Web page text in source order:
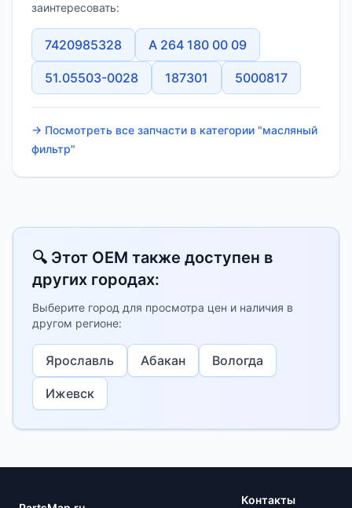
заинтересовать:
7420985328 A 264 180 00 09
51.05503-0028 187301 5000817
→ Посмотреть все запчасти в категории "масляный
фильтр"
🔍 Этот OEM также доступен в
других городах:
Выберите город для просмотра цен и наличия в
другом регионе:
Ярославль Абакан Вологда
Ижевск
Контакты